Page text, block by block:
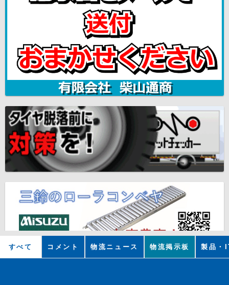
すべて コメント 物流ニュース 物流掲示板 製品・